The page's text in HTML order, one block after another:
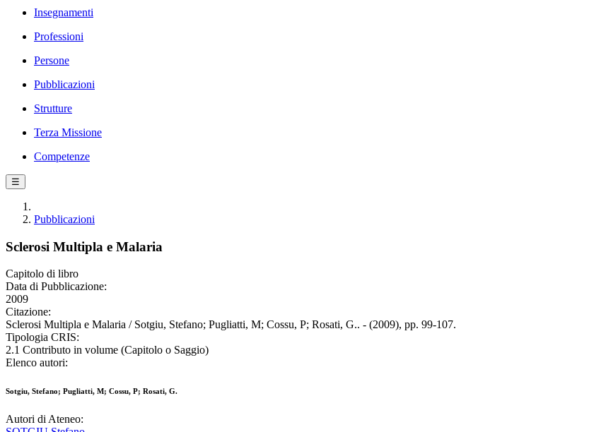
Insegnamenti
Professioni
Persone
Pubblicazioni
Strutture
Terza Missione
Competenze
☰
Pubblicazioni
Sclerosi Multipla e Malaria
Capitolo di libro
Data di Pubblicazione:
2009
Citazione:
Sclerosi Multipla e Malaria / Sotgiu, Stefano; Pugliatti, M; Cossu, P; Rosati, G.. - (2009), pp. 99-107.
Tipologia CRIS:
2.1 Contributo in volume (Capitolo o Saggio)
Elenco autori:
Sotgiu, Stefano; Pugliatti, M; Cossu, P; Rosati, G.
Autori di Ateneo: